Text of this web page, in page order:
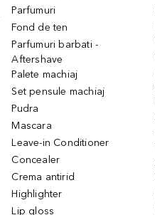
Parfumuri
Fond de ten
Parfumuri barbati -
Aftershave
Palete machiaj
Set pensule machiaj
Pudra
Mascara
Leave-in Conditioner
Concealer
Crema antirid
Highlighter
Lip gloss